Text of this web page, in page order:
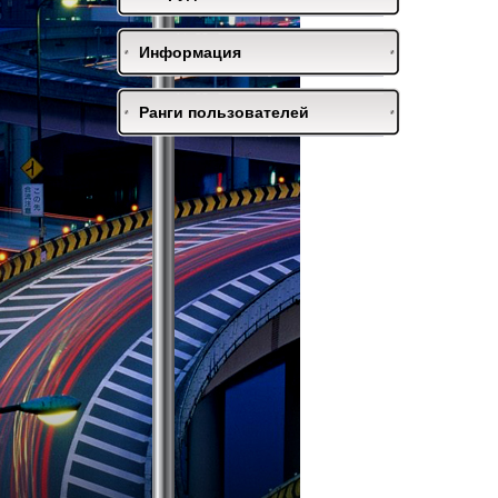
Информация
Ранги пользователей